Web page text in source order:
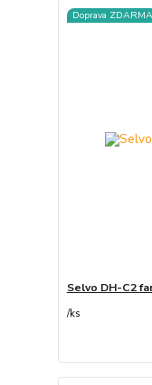
Doprava ZDARMA
Selvo DH-C2
/ks